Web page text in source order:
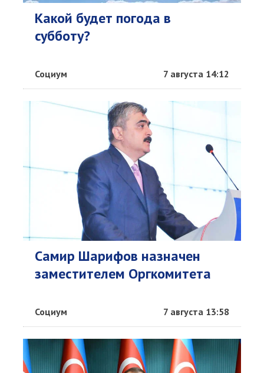
Какой будет погода в
субботу?
Социум 7 августа 14:12
Самир Шарифов назначен
заместителем Оргкомитета
Социум 7 августа 13:58